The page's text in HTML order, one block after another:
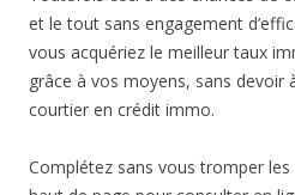
et le tout sans engagement
vous acquériez le meilleur taux
grâce à vos moyens, sans devoir
courtier en crédit immo.
Complétez sans vous tromper